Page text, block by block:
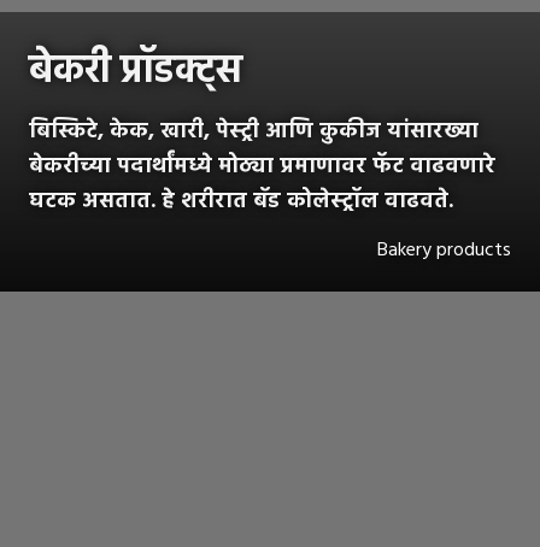
बेकरी प्रॉडक्ट्स
बिस्किटे, केक, खारी, पेस्ट्री आणि कुकीज यांसारख्या
बेकरीच्या पदार्थांमध्ये मोठ्या प्रमाणावर फॅट वाढवणारे
घटक असतात. हे शरीरात बॅड कोलेस्ट्रॉल वाढवते.
Bakery products